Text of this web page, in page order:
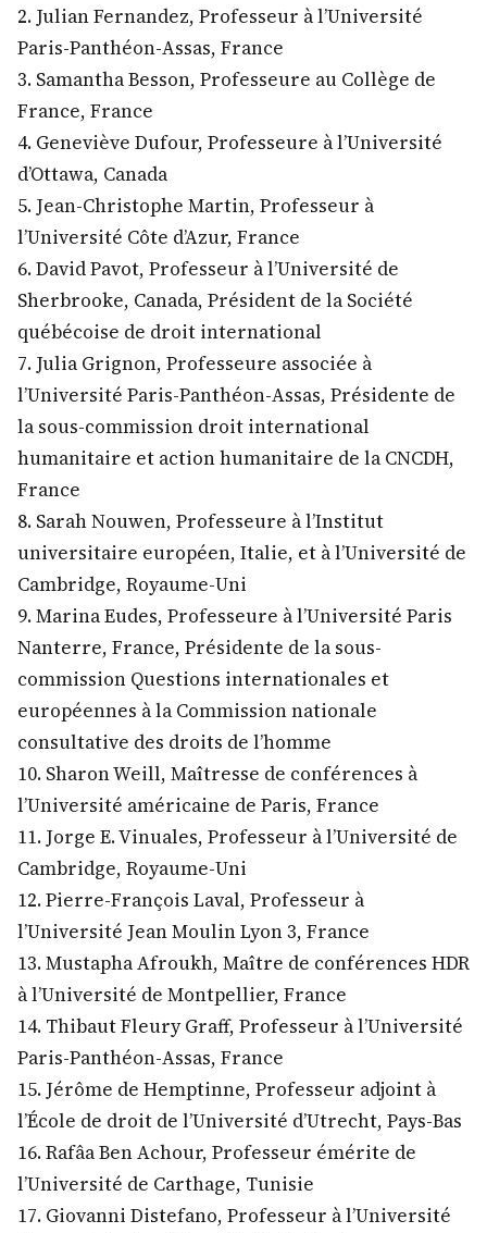
2. Julian Fernandez, Professeur à l’Université
Paris-Panthéon-Assas, France
3. Samantha Besson, Professeure au Collège de
France, France
4. Geneviève Dufour, Professeure à l’Université
d’Ottawa, Canada
5. Jean-Christophe Martin, Professeur à
l’Université Côte d’Azur, France
6. David Pavot, Professeur à l’Université de
Sherbrooke, Canada, Président de la Société
québécoise de droit international
7. Julia Grignon, Professeure associée à
l’Université Paris-Panthéon-Assas, Présidente de
la sous-commission droit international
humanitaire et action humanitaire de la CNCDH,
France
8. Sarah Nouwen, Professeure à l’Institut
universitaire européen, Italie, et à l’Université de
Cambridge, Royaume-Uni
9. Marina Eudes, Professeure à l’Université Paris
Nanterre, France, Présidente de la sous-
commission Questions internationales et
européennes à la Commission nationale
consultative des droits de l’homme
10. Sharon Weill, Maîtresse de conférences à
l’Université américaine de Paris, France
11. Jorge E. Vinuales, Professeur à l’Université de
Cambridge, Royaume-Uni
12. Pierre-François Laval, Professeur à
l’Université Jean Moulin Lyon 3, France
13. Mustapha Afroukh, Maître de conférences HDR
à l’Université de Montpellier, France
14. Thibaut Fleury Graff, Professeur à l’Université
Paris-Panthéon-Assas, France
15. Jérôme de Hemptinne, Professeur adjoint à
l’École de droit de l’Université d’Utrecht, Pays-Bas
16. Rafâa Ben Achour, Professeur émérite de
l’Université de Carthage, Tunisie
17. Giovanni Distefano, Professeur à l’Université